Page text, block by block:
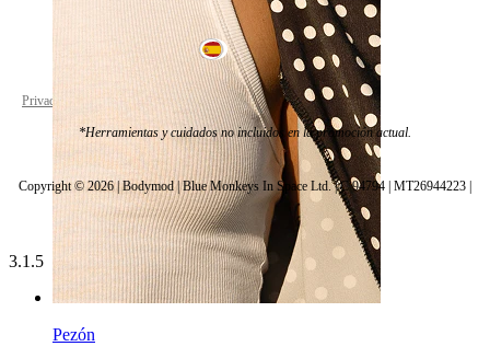
Pezón
Spain
Privacy policy Cookie settings
*Herramientas y cuidados no incluidos en la promoción actual.
Copyright © 2026 | Bodymod | Blue Monkeys In Space Ltd. | C 94794 | MT26944223 |
3.1.5